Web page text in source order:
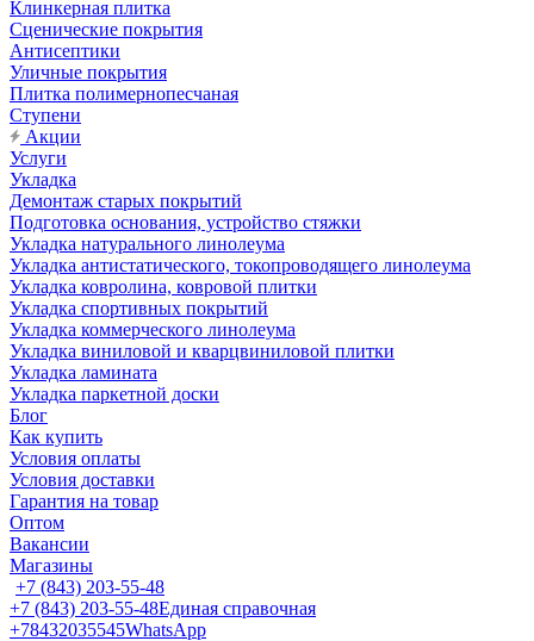
Клинкерная плитка
Сценические покрытия
Антисептики
Уличные покрытия
Плитка полимернопесчаная
Ступени
Акции
Услуги
Укладка
Демонтаж старых покрытий
Подготовка основания, устройство стяжки
Укладка натурального линолеума
Укладка антистатического, токопроводящего линолеума
Укладка ковролина, ковровой плитки
Укладка спортивных покрытий
Укладка коммерческого линолеума
Укладка виниловой и кварцвиниловой плитки
Укладка ламината
Укладка паркетной доски
Блог
Как купить
Условия оплаты
Условия доставки
Гарантия на товар
Оптом
Вакансии
Магазины
+7 (843) 203-55-48
+7 (843) 203-55-48Единая справочная
+78432035545WhatsApp